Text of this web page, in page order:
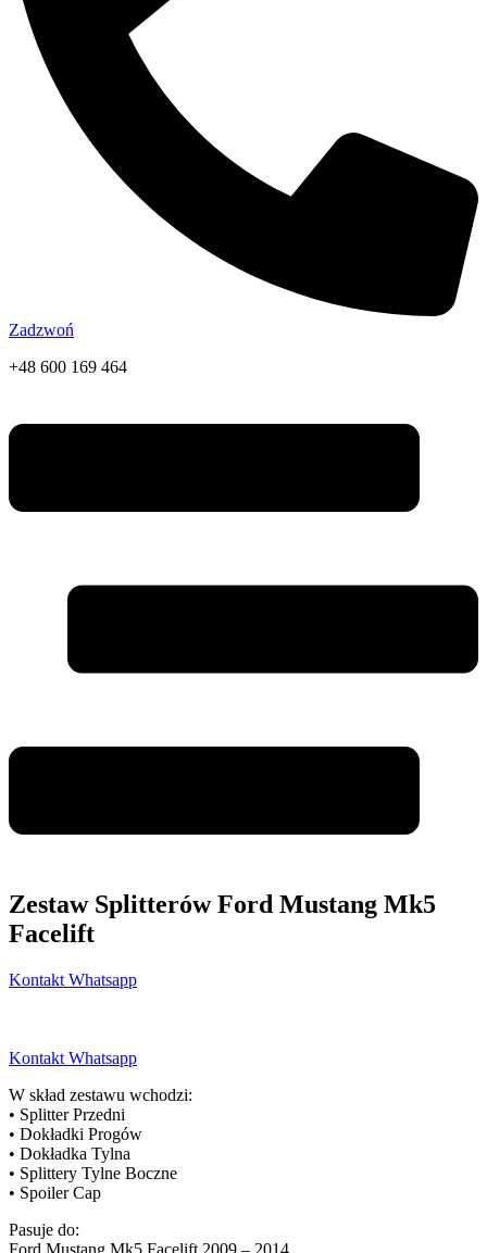
Zadzwoń
+48 600 169 464
Zestaw Splitterów Ford Mustang Mk5
Facelift
Kontakt Whatsapp
Kontakt Whatsapp
W skład zestawu wchodzi:
• Splitter Przedni
• Dokładki Progów
• Dokładka Tylna
• Splittery Tylne Boczne
• Spoiler Cap
Pasuje do:
Ford Mustang Mk5 Facelift 2009 – 2014